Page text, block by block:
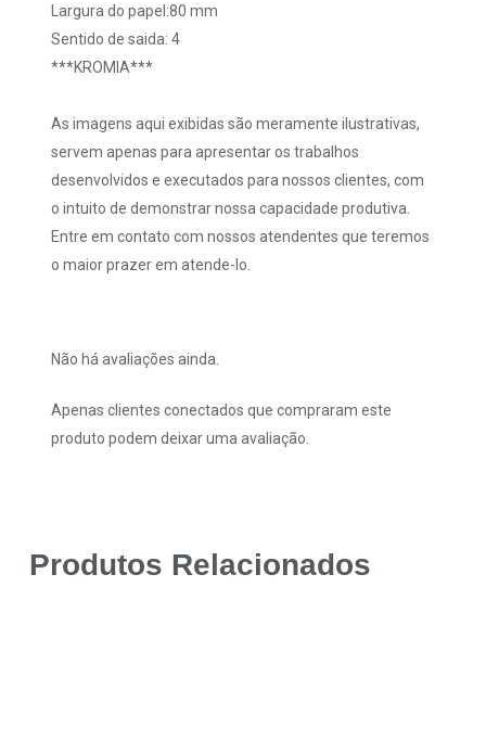
Largura do papel:80 mm
Sentido de saida: 4
***KROMIA***
As imagens aqui exibidas são meramente ilustrativas,
servem apenas para apresentar os trabalhos
desenvolvidos e executados para nossos clientes, com
o intuito de demonstrar nossa capacidade produtiva.
Entre em contato com nossos atendentes que teremos
o maior prazer em atende-lo.
Não há avaliações ainda.
Apenas clientes conectados que compraram este
produto podem deixar uma avaliação.
Produtos Relacionados